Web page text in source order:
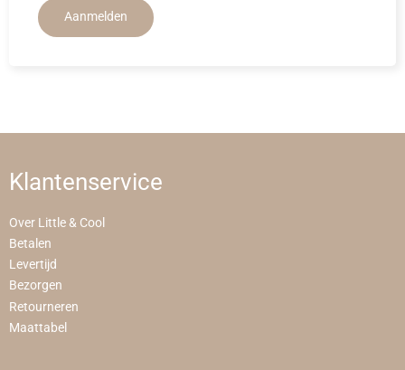
Aanmelden
Klantenservice
Over Little & Cool
Betalen
Levertijd
Bezorgen
Retourneren
Maattabel